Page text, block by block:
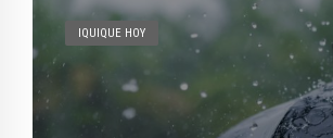
IQUIQUE HOY